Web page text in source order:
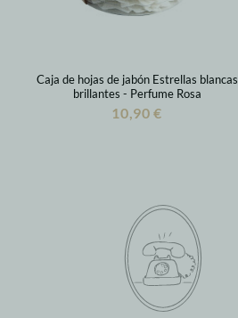
Caja de hojas de jabón Estrellas blancas
brillantes - Perfume Rosa
10,90 €